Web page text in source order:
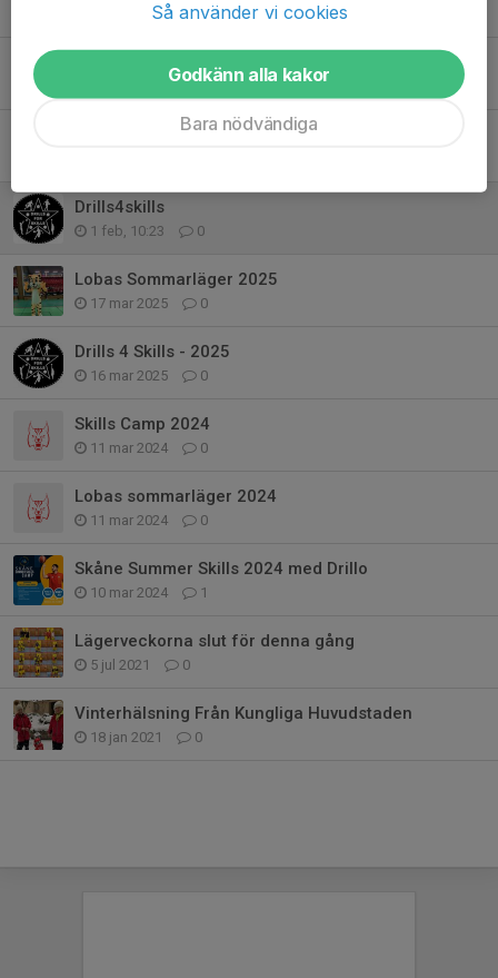
30 maj, 08:46 0
Lobas sommarläger 2026
12 mar, 20:20 0
Skåne Scoring Camp
Drills4skills
1 feb, 10:23 0
Lobas Sommarläger 2025
17 mar 2025 0
Drills 4 Skills - 2025
16 mar 2025 0
Skills Camp 2024
11 mar 2024 0
Lobas sommarläger 2024
11 mar 2024 0
Skåne Summer Skills 2024 med Drillo
10 mar 2024 1
Lägerveckorna slut för denna gång
5 jul 2021 0
Vinterhälsning Från Kungliga Huvudstaden
18 jan 2021 0
Så använder vi cookies
Godkänn alla kakor
Bara nödvändiga